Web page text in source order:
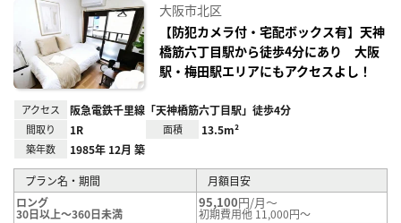
録
大阪市北区
【防犯カメラ付・宅配ボックス有】天神
橋筋六丁目駅から徒歩4分にあり 大阪
駅・梅田駅エリアにもアクセスよし！
アクセス 阪急電鉄千里線「天神橋筋六丁目駅」徒歩4分
間取り 1R 面積 13.5m²
築年数 1985年 12月 築
プラン名・期間
月額目安
ロング
30日以上～360日未満
95,100円/月～
初期費用他 11,000円～